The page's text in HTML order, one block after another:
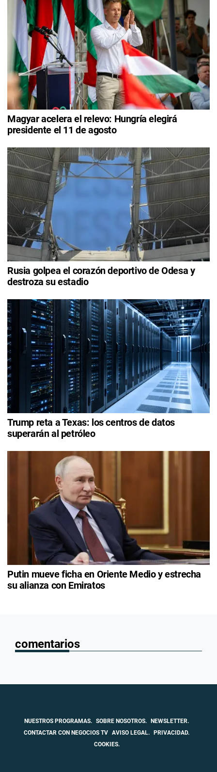
Magyar acelera el relevo: Hungría elegirá
presidente el 11 de agosto
Rusia golpea el corazón deportivo de Odesa y
destroza su estadio
Trump reta a Texas: los centros de datos
superarán al petróleo
Putin mueve ficha en Oriente Medio y estrecha
su alianza con Emiratos
comentarios
NUESTROS PROGRAMAS. SOBRE NOSOTROS.
NEWSLETTER.
CONTACTAR CON NEGOCIOS TV AVISO LEGAL.
PRIVACIDAD.
COOKIES.